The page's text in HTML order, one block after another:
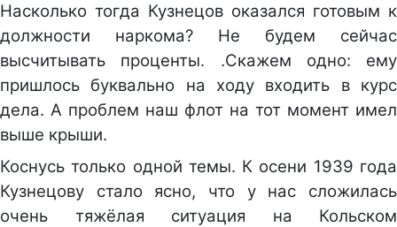
Насколько тогда Кузнецов оказался готовым к
должности наркома? Не будем сейчас
высчитывать проценты. .Скажем одно: ему
пришлось буквально на ходу входить в курс
дела. А проблем наш флот на тот момент имел
выше крыши.
Коснусь только одной темы. К осени 1939 года
Кузнецову стало ясно, что у нас сложилась
очень тяжёлая ситуация на Кольском